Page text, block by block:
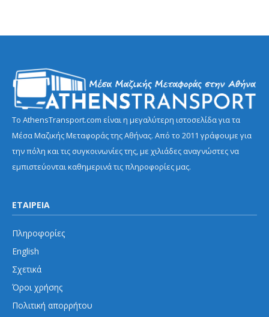
Το AthensTransport.com είναι η μεγαλύτερη ιστοσελίδα για τα
Μέσα Μαζικής Μεταφοράς της Αθήνας. Από το 2011 γράφουμε για
την πόλη και τις συγκοινωνίες της, με χιλιάδες αναγνώστες να
εμπιστεύονται καθημερινά τις πληροφορίες μας.
ΕΤΑΙΡΕΙΑ
Πληροφορίες
English
Σχετικά
Όροι χρήσης
Πολιτική απορρήτου